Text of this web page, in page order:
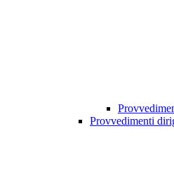
Provvedimenti